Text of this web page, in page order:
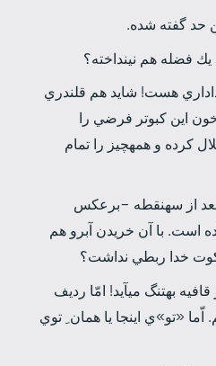
حد گفته شده.
فضله هم نينداخته؟
هست! شايد هم قلندري
اين كبوتر فرضي را
كرده و همه­چيز را تمام
از سه­نقطه –برعكس
است. با آن خريدن آبرو هم
خدا ربطي نداشت؟
به­تنگ مي­آيد! امّا رديف
اّما «تو»ي اينجا يا همان ِ توي